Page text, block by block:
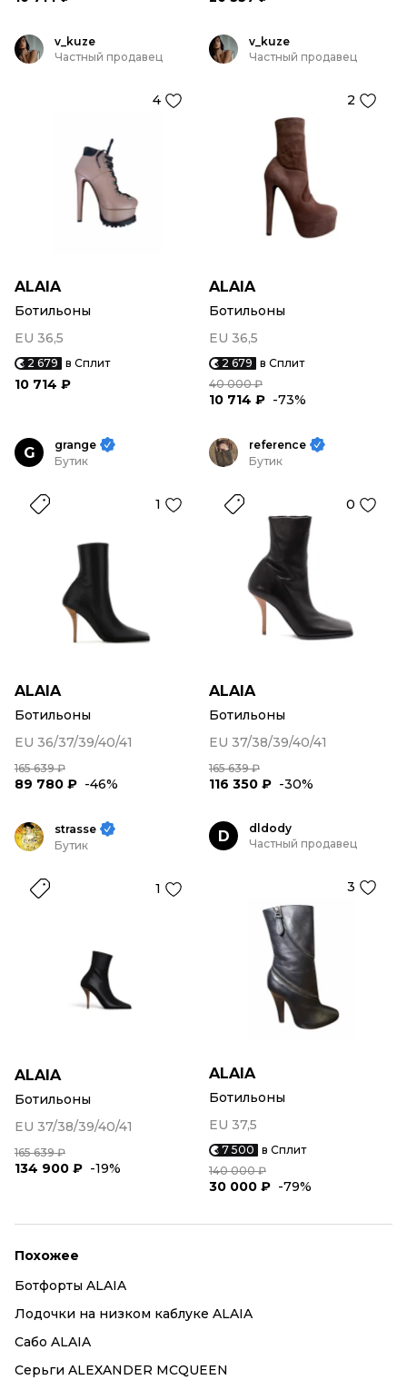
v_kuze
Частный продавец
4
ALAIA
Ботильоны
EU 36,5
2 679 в Сплит
10 714 ₽
v_kuze
Частный продавец
2
ALAIA
Ботильоны
EU 36,5
2 679 в Сплит
40 000 ₽
10 714 ₽ -73%
G
grange
Бутик
1
ALAIA
Ботильоны
EU 36/37/39/40/41
165 639 ₽
89 780 ₽ -46%
reference
Бутик
0
ALAIA
Ботильоны
EU 37/38/39/40/41
165 639 ₽
116 350 ₽ -30%
strasse
Бутик
1
ALAIA
Ботильоны
EU 37/38/39/40/41
165 639 ₽
134 900 ₽ -19%
D
dldody
Частный продавец
3
ALAIA
Ботильоны
EU 37,5
7 500 в Сплит
140 000 ₽
30 000 ₽ -79%
Похожее
Ботфорты ALAIA
Лодочки на низком каблуке ALAIA
Сабо ALAIA
Серьги ALEXANDER MCQUEEN